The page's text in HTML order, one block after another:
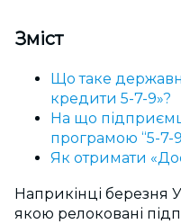
Зміст
Що таке
кредити 5-7-9»?
На що
програмою “5-7-
Як отримати
Наприкінці березня
якою релоковані